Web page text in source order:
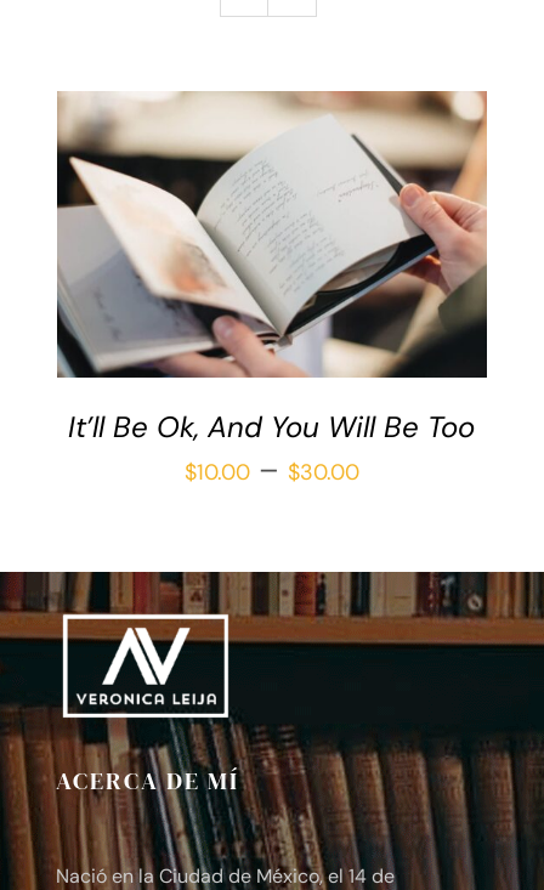
Blog
Verónica Leija
Alumnos
Contáctame
SELECCIONAR OPCIONES
DETAILS
It’ll Be Ok, And You Will Be Too
$10.00 – $30.00Price
$10.00
through
ACERCA DE MÍ
Nació en la Ciudad de México, el 14 de